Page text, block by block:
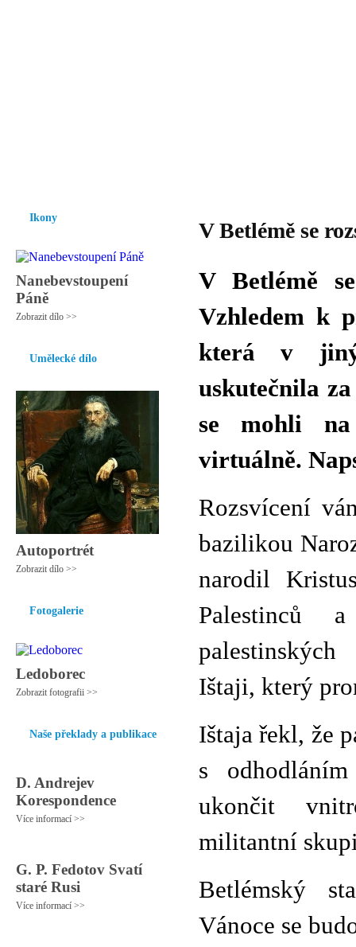
Ikony
Nanebevstoupení
Páně
Zobrazit dílo >>
Umělecké dílo
Autoportrét
Zobrazit dílo >>
Fotogalerie
Ledoborec
Zobrazit fotografii >>
Naše překlady a publikace
D. Andrejev
Korespondence
Více informací >>
G. P. Fedotov Svatí
staré Rusi
Více informací >>
V Betlémě se
V Betlémě
Vzhledem k
která v
uskutečnila
se mohli na
virtuálně.
Rozsvícení
bazilikou
narodil
Palestinců
Ištaji, který
Ištaja řekl, že
s
ukončit
militantní
Betlémský
Vánoce se